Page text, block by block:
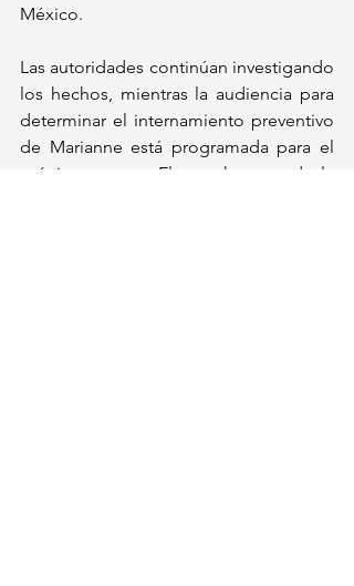
México.
Las autoridades continúan investigando
los hechos, mientras la audiencia para
determinar el internamiento preventivo
de Marianne está programada para el
próximo martes. El caso ha captado la